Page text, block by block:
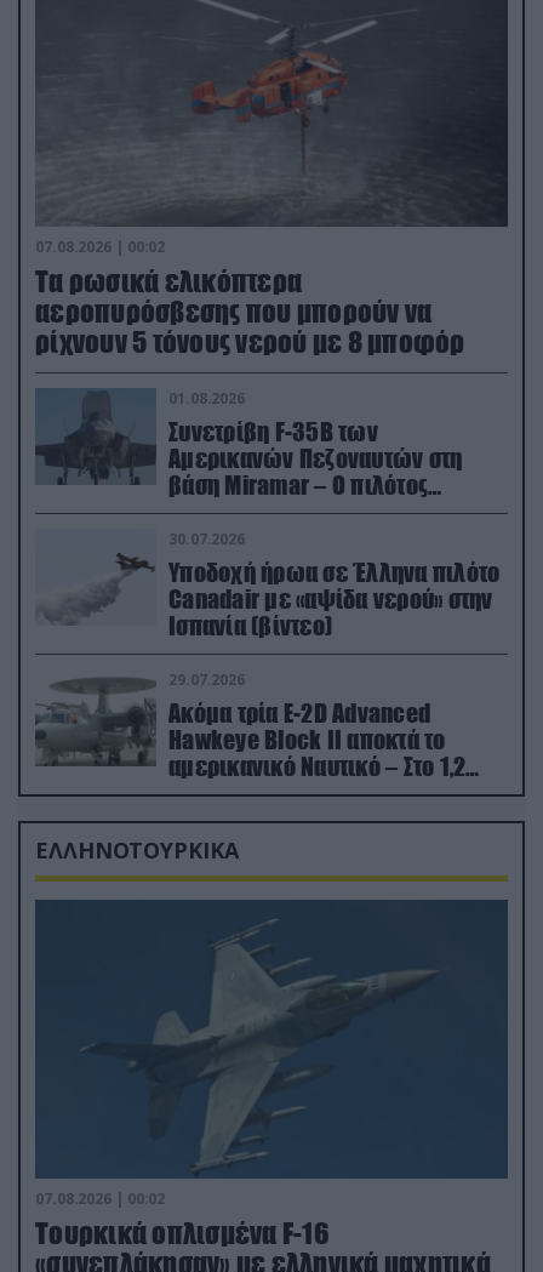
07.08.2026 | 00:02
Τα ρωσικά ελικόπτερα
αεροπυρόσβεσης που μπορούν να
ρίχνουν 5 τόνους νερού με 8 μποφόρ
01.08.2026
Συνετρίβη F-35B των
Αμερικανών Πεζοναυτών στη
βάση Miramar – Ο πιλότος
εκτινάχθηκε εγκαίρως
30.07.2026
Υποδοχή ήρωα σε Έλληνα πιλότο
Canadair με «αψίδα νερού» στην
Ισπανία (βίντεο)
29.07.2026
Ακόμα τρία E-2D Advanced
Hawkeye Block II αποκτά το
αμερικανικό Ναυτικό – Στο 1,2
δισ.δολάρια το κόστος
ΕΛΛΗΝΟΤΟΥΡΚΙΚΑ
07.08.2026 | 00:02
Τουρκικά οπλισμένα F-16
«συνεπλάκησαν» με ελληνικά μαχητικά